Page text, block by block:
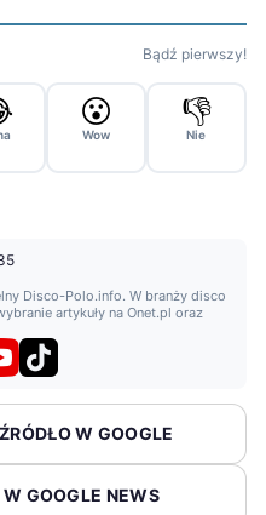
Bądź pierwszy!
😮
Wow
👎
Nie
Disco-Polo.info. W branży disco
artykuły na Onet.pl oraz
W GOOGLE
GOOGLE NEWS